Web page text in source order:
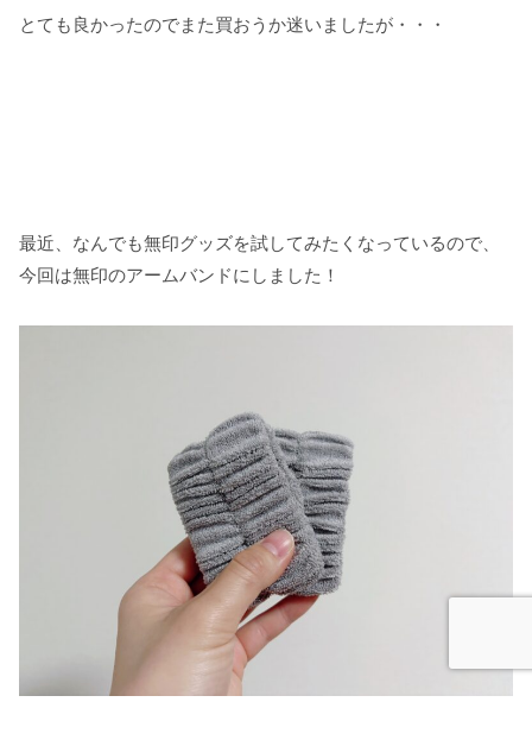
とても良かったのでまた買おうか迷いましたが・・・
最近、なんでも無印グッズを試してみたくなっているので、
今回は無印のアームバンドにしました！